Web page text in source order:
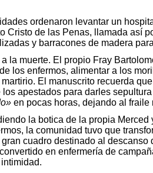
ordenaron levantar un
de las Penas, llamada así
y barracones de madera
muerte. El propio Fray
los enfermos, alimentar a los
El manuscrito recuerda
apestados para darles
en pocas horas, dejando al fraile
la botica de la propia
la comunidad tuvo que
cuadro destinado al
en enfermería de